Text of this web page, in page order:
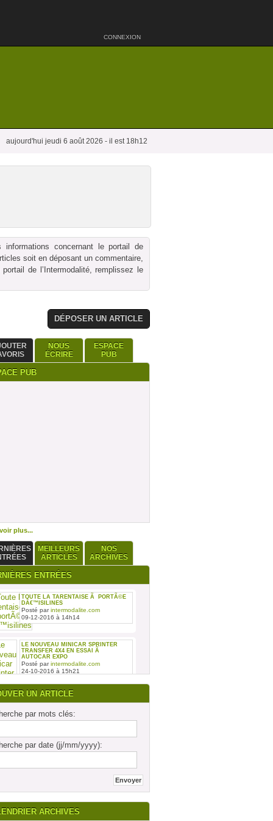
CONNEXION
aujourd'hui jeudi 6 août 2026 - il est 18h12
concernant le portail de
soit en déposant un commentaire,
de l’Intermodalité, remplissez le
DÉPOSER UN ARTICLE
NOUS
ÉCRIRE
ESPACE
PUB
PUB
plus...
MEILLEURS
ARTICLES
NOS
ARCHIVES
ENTRÉES
TOUTE LA TARENTAISE Ã PORTÃ©E
DÂ€™ISILINES
Posté parintermodalite.com
09-12-2016 à 14h14
LE NOUVEAU MINICAR SPRINTER
TRANSFER 4X4 EN ESSAI Ã
AUTOCAR EXPO
Posté parintermodalite.com
24-10-2016 à 15h21
REMISE DES SIX PREMIERS INTOURO
MERCEDES-BENZ ASSEMBLÃ©S SUR
LE SITE DAIMLER BUSES DE LIGNY-
28-09-2016 à 17h19
UN ARTICLE
par mots clés:
par date (jj/mm/yyyy):
ARCHIVES